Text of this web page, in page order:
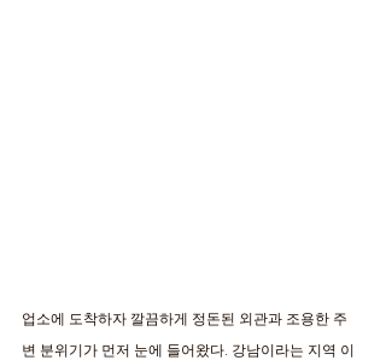
업소에 도착하자 깔끔하게 정돈된 외관과 조용한 주
변 분위기가 먼저 눈에 들어왔다. 강남이라는 지역 이